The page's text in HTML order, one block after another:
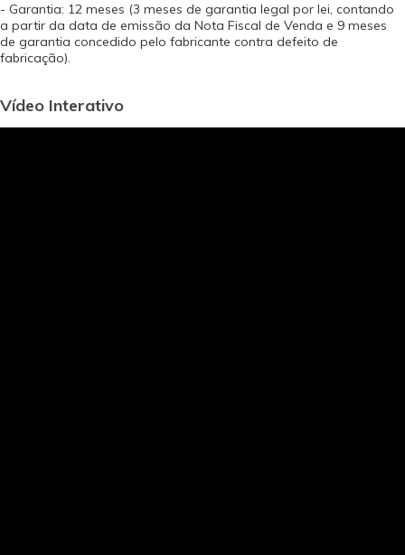
- Garantia: 12 meses (3 meses de garantia legal por lei, contando
a partir da data de emissão da Nota Fiscal de Venda e 9 meses
de garantia concedido pelo fabricante contra defeito de
fabricação).
Vídeo Interativo